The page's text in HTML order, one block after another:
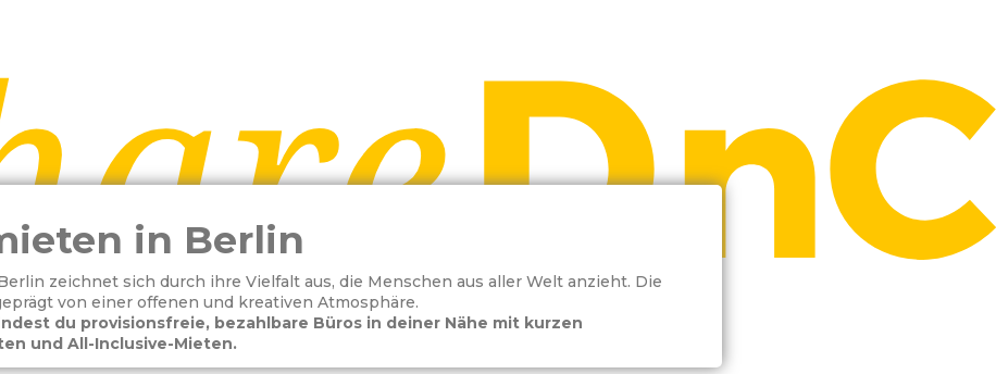
in Berlin
zeichnet sich durch ihre Vielfalt aus, die Menschen aus aller Welt anzieht. Die
von einer offenen und kreativen Atmosphäre.
du provisionsfreie, bezahlbare Büros in deiner Nähe mit kurzen
und All-Inclusive-Mieten.